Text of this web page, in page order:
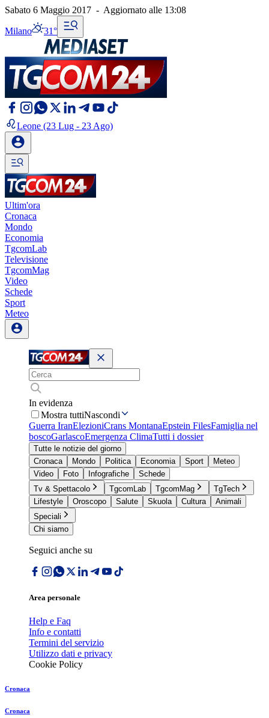
Sabato 6 Maggio 2017 - Aggiornato alle 13:08
Milano 31°
Leone (23 Lug - 23 Ago)
Ultim'ora
Cronaca
Mondo
Economia
TgcomLab
Televisione
TgcomMag
Video
Schede
Sport
Meteo
In evidenza
Mostra tuttiNascondi
Guerra IranElezioniCrans MontanaEpstein FilesFamiglia nel
boscoGarlascoEmergenza ClimaTutti i dossier
Tutte le notizie del giorno
Cronaca
Mondo Politica Economia Sport
Meteo
Video
Foto Infografiche
Schede
Tv & Spettacolo
TgcomLab TgcomMag
TgTech
Lifestyle
Oroscopo Salute Skuola Cultura
Animali
Speciali
Chi siamo
Seguici anche su
Area personale
Help e Faq
Info e contatti
Termini del servizio
Utilizzo dati e privacy
Cookie Policy
Cronaca
Cronaca